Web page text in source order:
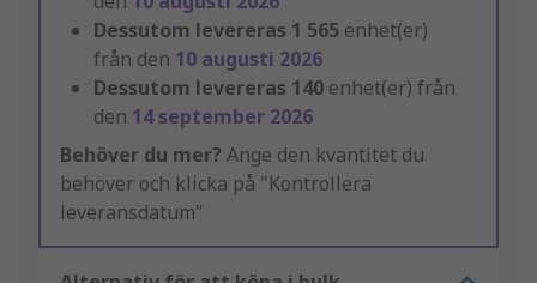
Dessutom levereras 1 565 enhet(er)
från den 10 augusti 2026
Dessutom levereras 140 enhet(er) från
den 14 september 2026
Behöver du mer? Ange den kvantitet du
behöver och klicka på "Kontrollera
leveransdatum"